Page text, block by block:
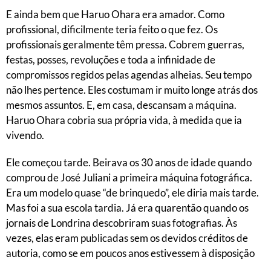
E ainda bem que Haruo Ohara era amador. Como
profissional, dificilmente teria feito o que fez. Os
profissionais geralmente têm pressa. Cobrem guerras,
festas, posses, revoluções e toda a infinidade de
compromissos regidos pelas agendas alheias. Seu tempo
não lhes pertence. Eles costumam ir muito longe atrás dos
mesmos assuntos. E, em casa, descansam a máquina.
Haruo Ohara cobria sua própria vida, à medida que ia
vivendo.
Ele começou tarde. Beirava os 30 anos de idade quando
comprou de José Juliani a primeira máquina fotográfica.
Era um modelo quase “de brinquedo”, ele diria mais tarde.
Mas foi a sua escola tardia. Já era quarentão quando os
jornais de Londrina descobriram suas fotografias. Às
vezes, elas eram publicadas sem os devidos créditos de
autoria, como se em poucos anos estivessem à disposição